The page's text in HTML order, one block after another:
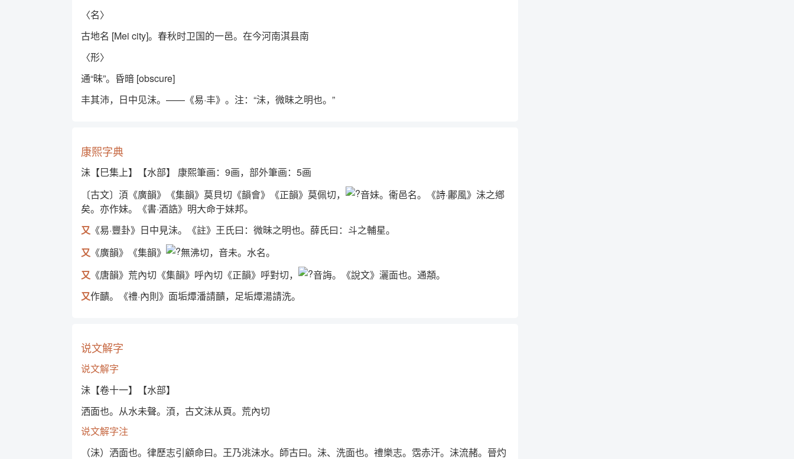
〈名〉
古地名 [Mei city]。春秋时卫国的一邑。在今河南淇县南
〈形〉
通“昧”。昏暗 [obscure]
丰其沛，日中见沬。——《易·丰》。注：“沬，微昧之明也。”
康熙字典
沬【巳集上】【水部】 康熙筆画：9画，部外筆画：5画
〔古文〕湏《廣韻》《集韻》莫貝切《韻會》《正韻》莫佩切，
音妹。衞邑名。《詩·鄘風》沬之鄕
矣。亦作妹。《書·酒誥》明大命于妹邦。
又 《易·豐卦》日中見沬。《註》王氏曰：微昧之明也。薛氏曰：斗之輔星。
又 《廣韻》《集韻》
無沸切，音未。水名。
又 《唐韻》荒內切《集韻》呼內切《正韻》呼對切，
音誨。《說文》灑面也。通頮。
又作靧。《禮·內則》面垢燂潘請靧，足垢燂湯請洗。
说文解字
说文解字
沬【卷十一】【水部】
洒面也。从水未聲。湏，古文沬从頁。荒內切
说文解字注
（沬）洒面也。律歷志引顧命曰。王乃洮沬水。師古曰。沬、洗面也。禮樂志。霑赤汗。沬流赭。晉灼